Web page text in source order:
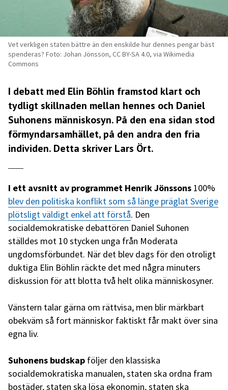
Vet verkligen staten bättre än den enskilde hur dennes pengar bäst
spenderas? Foto: Johan Jönsson, CC BY-SA 4.0, via Wikimedia
Commons
I debatt med Elin Böhlin framstod klart och
tydligt skillnaden mellan hennes och Daniel
Suhonens människosyn. På den ena sidan stod
förmyndarsamhället, på den andra den fria
individen. Detta skriver Lars Ört.
I ett avsnitt av programmet Henrik Jönssons 100%
blev den politiska konflikt som så länge präglat Sverige
plötsligt väldigt enkel att förstå. Den
socialdemokratiske debattören Daniel Suhonen
ställdes mot 10 stycken unga från Moderata
ungdomsförbundet. När det blev dags för den otroligt
duktiga Elin Böhlin räckte det med några minuters
diskussion för att blotta två helt olika människosyner.
Vänstern talar gärna om rättvisa, men blir märkbart
obekväm så fort människor faktiskt får makt över sina
egna liv.
Suhonens budskap följer den klassiska
socialdemokratiska manualen, staten ska ordna fram
bostäder, staten ska lösa ekonomin, staten ska